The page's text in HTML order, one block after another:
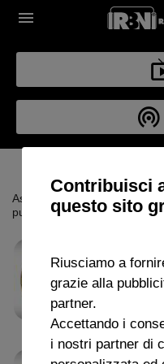
Ascolta i principali
puntate di Radio Bianconera
RBN
04
Marchese
Contribuisci
questo sito
Riusciamo a
grazie alla
partner.
Accettando i
i nostri partner di